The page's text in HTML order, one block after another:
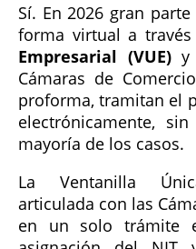
Sí. En 2026 gran
forma virtual a
Empresarial (VUE)y
Cámaras de
proforma, tramitan el
electrónicamente,
mayoría de los casos.
La Ventanilla
articulada con las
en un solo trámite